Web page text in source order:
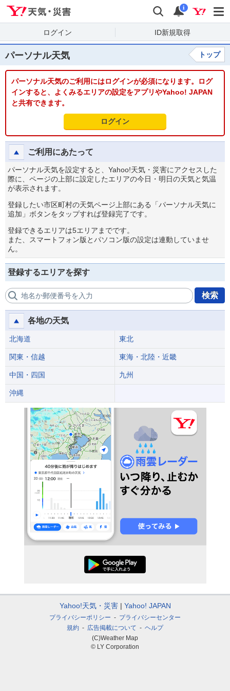
検索 通知
i
ログイン ID新規取得
パーソナル天気 トップ
パーソナル天気のご利用にはログインが必須になります。ログ
インすると、よくみるエリアの設定をアプリやYahoo! JAPAN
と共有できます。
ログイン
ご利用にあたって
パーソナル天気を設定すると、Yahoo!天気・災害にアクセスした
際に、ページの上部に設定したエリアの今日・明日の天気と気温
が表示されます。
登録したい市区町村の天気ページ上部にある「パーソナル天気に
追加」ボタンをタップすれば登録完了です。
登録できるエリアは5エリアまでです。
また、スマートフォン版とパソコン版の設定は連動していませ
ん。
登録するエリアを探す
地名か郵便番号を入力 検索
各地の天気
北海道 東北
関東・信越 東海・北陸・近畿
中国・四国 九州
沖縄
Yahoo!天気・災害 Yahoo! JAPAN
プライバシーポリシー
プライバシーセンター
規約
広告掲載について
ヘルプ
(C)Weather Map
© LY Corporation